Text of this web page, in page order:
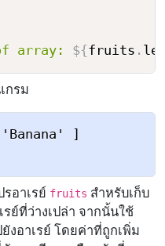
array: ${fruits .
กรม
]
อาเรย์ fruits สำหรับเก็บ
ย์ที่ว่างเปล่า จากนั้นใช้
งอาเรย์ โดยค่าที่ถูกเพิ่ม